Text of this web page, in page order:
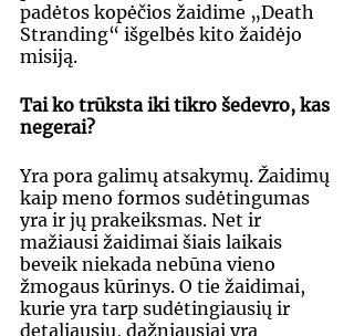
padėtos kopėčios žaidime „Death
Stranding“ išgelbės kito žaidėjo
misiją.
Tai ko trūksta iki tikro šedevro, kas
negerai?
Yra pora galimų atsakymų. Žaidimų
kaip meno formos sudėtingumas
yra ir jų prakeiksmas. Net ir
mažiausi žaidimai šiais laikais
beveik niekada nebūna vieno
žmogaus kūrinys. O tie žaidimai,
kurie yra tarp sudėtingiausių ir
detaliausių, dažniausiai yra